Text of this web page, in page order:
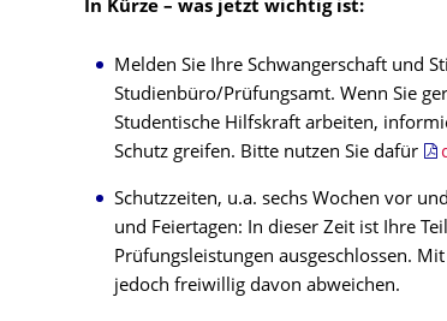
In Kürze – was jetzt wichtig ist:
Melden Sie Ihre Schwangerschaft und
Studienbüro/Prüfungsamt. Wenn Sie
Studentische Hilfskraft arbeiten,
Schutz greifen. Bitte nutzen Sie dafür
Schutzzeiten, u.a. sechs Wochen vor
und Feiertagen: In dieser Zeit ist Ihre
Prüfungsleistungen ausgeschlossen.
jedoch freiwillig davon abweichen.